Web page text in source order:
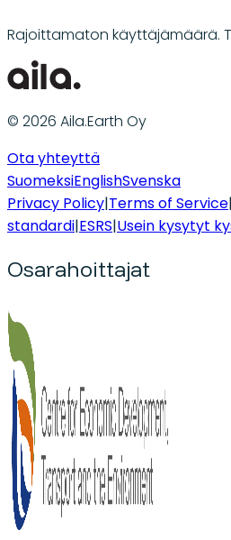
Rajoittamaton käyttäjämäärä.
© 2026 Aila.Earth Oy
Ota yhteyttä
SuomeksiEnglishSvenska
Privacy Policy|Terms of Service|
standardi|ESRS|Usein kysytyt
Osarahoittajat